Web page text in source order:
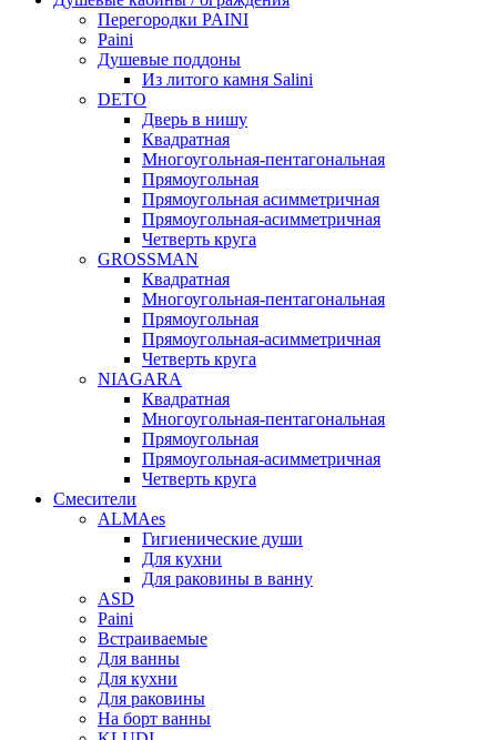
Перегородки PAINI
Paini
Душевые поддоны
Из литого камня Salini
DETO
Дверь в нишу
Квадратная
Многоугольная-пентагональная
Прямоугольная
Прямоугольная асимметричная
Прямоугольная-асимметричная
Четверть круга
GROSSMAN
Квадратная
Многоугольная-пентагональная
Прямоугольная
Прямоугольная-асимметричная
Четверть круга
NIAGARA
Квадратная
Многоугольная-пентагональная
Прямоугольная
Прямоугольная-асимметричная
Четверть круга
Смесители
ALMAes
Гигиенические души
Для кухни
Для раковины в ванну
ASD
Paini
Встраиваемые
Для ванны
Для кухни
Для раковины
На борт ванны